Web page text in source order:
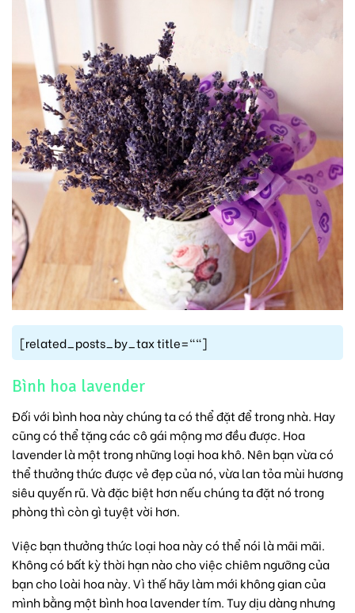
[related_posts_by_tax title=""]
Bình hoa lavender
Đối với bình hoa này chúng ta có thể đặt để trong nhà. Hay
cũng có thể tặng các cô gái mộng mơ đều được. Hoa
lavender là một trong những loại hoa khô. Nên bạn vừa có
thể thưởng thức được vẻ đẹp của nó, vừa lan tỏa mùi hương
siêu quyến rũ. Và đặc biệt hơn nếu chúng ta đặt nó trong
phòng thì còn gì tuyệt vời hơn.
Việc bạn thưởng thức loại hoa này có thể nói là mãi mãi.
Không có bất kỳ thời hạn nào cho việc chiêm ngưỡng của
bạn cho loài hoa này. Vì thế hãy làm mới không gian của
mình bằng một bình hoa lavender tím. Tuy dịu dàng nhưng